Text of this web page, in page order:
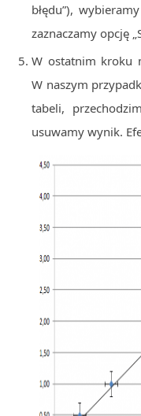
błędu”),
zaznaczamy opcję
W ostatnim kroku
W naszym
tabeli,
usuwamy wynik.